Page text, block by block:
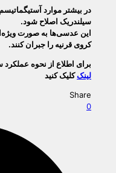
در بیشتر موارد
سیلندریک اصلاح شود.
این عدسی‌ها به صورت
کروی قرنیه را جبران کنند.
برای اطلاع از نحوه
لینککلیک کنید
Share
0